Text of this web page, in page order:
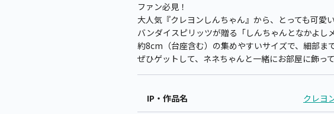
ファン必見！
大人気『クレヨンしんちゃん』から、とっても可愛
バンダイスピリッツが贈る「しんちゃんとなかよし
約8cm（台座含む）の集めやすいサイズで、細部ま
ぜひゲットして、ネネちゃんと一緒にお部屋に飾っ
IP・作品名 クレヨ